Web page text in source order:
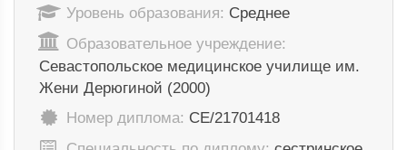
Уровень образования: Среднее
Образовательное учреждение:
Севастопольское медицинское училище им.
Жени Дерюгиной (2000)
Номер диплома: СЕ/21701418